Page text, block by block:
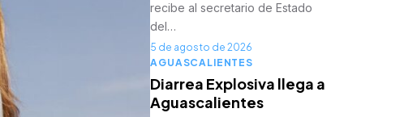
recibe al secretario de Estado
del…
5 de agosto de 2026
AGUASCALIENTES
Diarrea Explosiva llega a
Aguascalientes